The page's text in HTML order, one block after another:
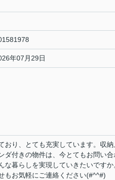
年07月29日
おり、とても充実しています。収納
ダ付きの物件は、今とてもお問い合
暮らしを実現していきたいですか
もお気軽にご連絡ください(#^^#)